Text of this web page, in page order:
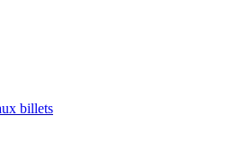
billets